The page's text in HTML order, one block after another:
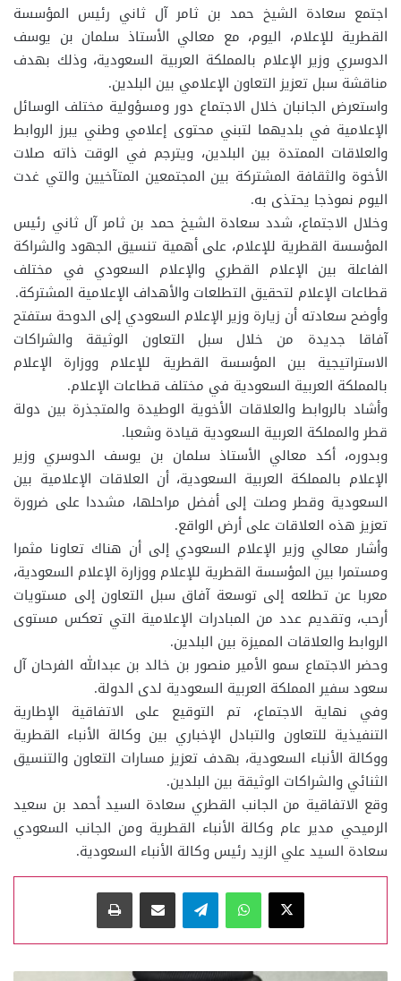
اجتمع سعادة الشيخ حمد بن ثامر آل ثاني رئيس المؤسسة
القطرية للإعلام، اليوم، مع معالي الأستاذ سلمان بن يوسف
الدوسري وزير الإعلام بالمملكة العربية السعودية، وذلك بهدف
مناقشة سبل تعزيز التعاون الإعلامي بين البلدين.
واستعرض الجانبان خلال الاجتماع دور ومسؤولية مختلف الوسائل
الإعلامية في بلديهما لتبني محتوى إعلامي وطني يبرز الروابط
والعلاقات الممتدة بين البلدين، ويترجم في الوقت ذاته صلات
الأخوة والثقافة المشتركة بين المجتمعين المتآخيين والتي غدت
اليوم نموذجا يحتذى به.
وخلال الاجتماع، شدد سعادة الشيخ حمد بن ثامر آل ثاني رئيس
المؤسسة القطرية للإعلام، على أهمية تنسيق الجهود والشراكة
الفاعلة بين الإعلام القطري والإعلام السعودي في مختلف
قطاعات الإعلام لتحقيق التطلعات والأهداف الإعلامية المشتركة.
وأوضح سعادته أن زيارة وزير الإعلام السعودي إلى الدوحة ستفتح
آفاقا جديدة من خلال سبل التعاون الوثيقة والشراكات
الاستراتيجية بين المؤسسة القطرية للإعلام ووزارة الإعلام
بالمملكة العربية السعودية في مختلف قطاعات الإعلام.
وأشاد بالروابط والعلاقات الأخوية الوطيدة والمتجذرة بين دولة
قطر والمملكة العربية السعودية قيادة وشعبا.
وبدوره، أكد معالي الأستاذ سلمان بن يوسف الدوسري وزير
الإعلام بالمملكة العربية السعودية، أن العلاقات الإعلامية بين
السعودية وقطر وصلت إلى أفضل مراحلها، مشددا على ضرورة
تعزيز هذه العلاقات على أرض الواقع.
وأشار معالي وزير الإعلام السعودي إلى أن هناك تعاونا مثمرا
ومستمرا بين المؤسسة القطرية للإعلام ووزارة الإعلام السعودية،
معربا عن تطلعه إلى توسعة آفاق سبل التعاون إلى مستويات
أرحب، وتقديم عدد من المبادرات الإعلامية التي تعكس مستوى
الروابط والعلاقات المميزة بين البلدين.
وحضر الاجتماع سمو الأمير منصور بن خالد بن عبدالله الفرحان آل
سعود سفير المملكة العربية السعودية لدى الدولة.
وفي نهاية الاجتماع، تم التوقيع على الاتفاقية الإطارية
التنفيذية للتعاون والتبادل الإخباري بين وكالة الأنباء القطرية
ووكالة الأنباء السعودية، بهدف تعزيز مسارات التعاون والتنسيق
الثنائي والشراكات الوثيقة بين البلدين.
وقع الاتفاقية من الجانب القطري سعادة السيد أحمد بن سعيد
الرميحي مدير عام وكالة الأنباء القطرية ومن الجانب السعودي
سعادة السيد علي الزيد رئيس وكالة الأنباء السعودية.
‫X
واتسابتيلقراممشاركة عبر البريد طباعة